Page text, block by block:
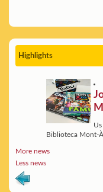
Highlights
Biblioteca Mont-
More news
Less news